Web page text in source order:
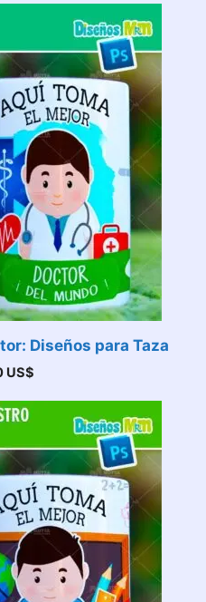
Diseños para Taza
US$